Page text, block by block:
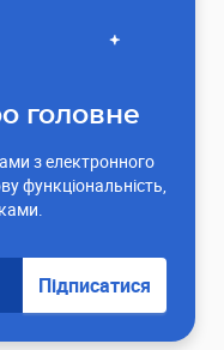
головне
з електронного
функціональність,
Підписатися